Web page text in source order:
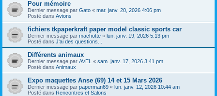
Pour mémoire
Dernier message par Gato « mar. janv. 20, 2026 4:06 pm
Posté dans Avions
fichiers tkpaperkraft paper model classic sports car
Dernier message par machotte « lun. janv. 19, 2026 5:13 pm
Posté dans J'ai des questions...
Différents animaux
Dernier message par AVEL « sam. janv. 17, 2026 3:41 pm
Posté dans Animaux
Expo maquettes Anse (69) 14 et 15 Mars 2026
Dernier message par paperman69 « lun. janv. 12, 2026 10:44 am
Posté dans Rencontres et Salons